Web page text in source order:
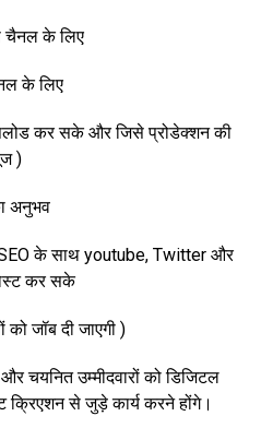
चैनल के लिए
के लिए
कर सके और जिसे प्रोडेक्शन की
)
अनुभव
के साथ youtube, Twitter और
कर सके
जॉब दी जाएगी )
चयनित उम्मीदवारों को डिजिटल
क्रिएशन से जुड़े कार्य करने होंगे।